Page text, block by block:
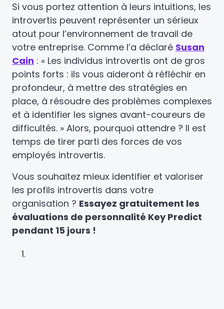
Si vous portez attention à leurs intuitions, les
introvertis peuvent représenter un sérieux
atout pour l’environnement de travail de
votre entreprise. Comme l’a déclaré Susan
Cain : « Les individus introvertis ont de gros
points forts : ils vous aideront à réfléchir en
profondeur, à mettre des stratégies en
place, à résoudre des problèmes complexes
et à identifier les signes avant-coureurs de
difficultés. » Alors, pourquoi attendre ? Il est
temps de tirer parti des forces de vos
employés introvertis.
Vous souhaitez mieux identifier et valoriser
les profils introvertis dans votre
organisation ? Essayez gratuitement les
évaluations de personnalité Key Predict
pendant 15 jours !